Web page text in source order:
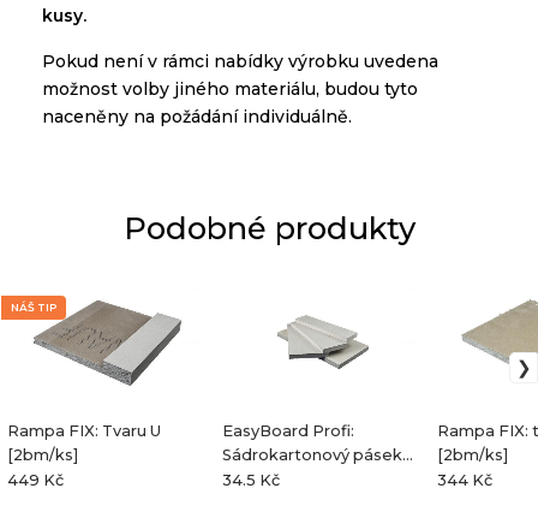
kusy.
Pokud není v rámci nabídky výrobku uvedena
možnost volby jiného materiálu, budou tyto
naceněny na požádání individuálně.
Podobné produkty
Rampa FIX: Tvaru U
[2bm/ks]
NÁŠ TIP
449 Kč
EasyBoard Profi:
Sádrokartonový pásek
[2bm/ks]
34.5 Kč
Rampa FIX:
[2bm/ks]
344 Kč